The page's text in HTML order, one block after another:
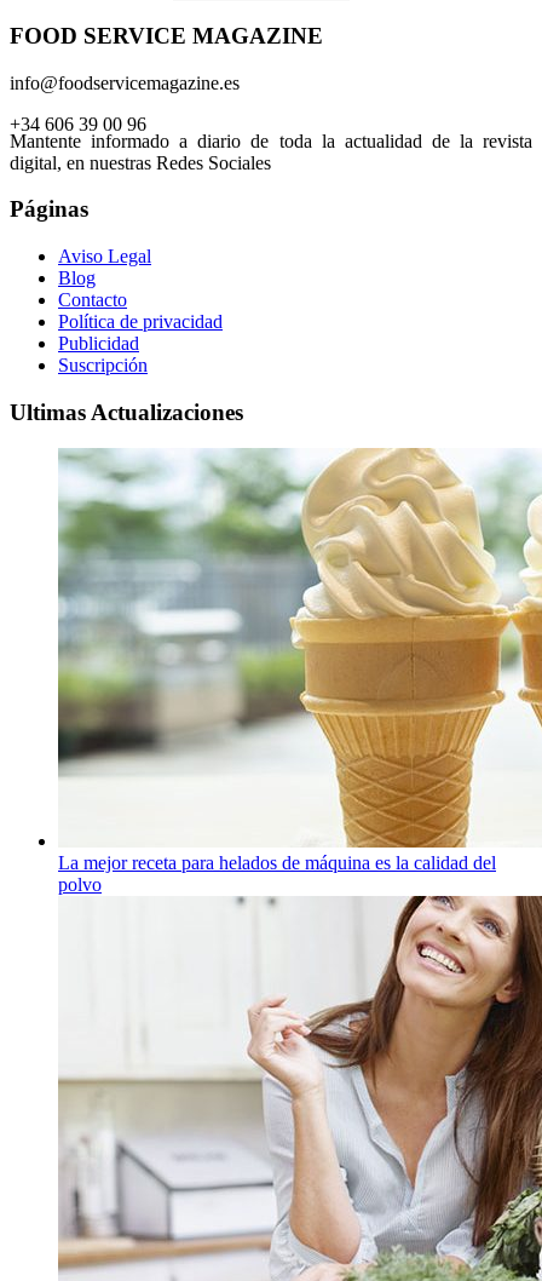
FOOD SERVICE MAGAZINE
info@foodservicemagazine.es
+34 606 39 00 96
Mantente informado a diario de toda la actualidad de la revista
digital, en nuestras Redes Sociales
Páginas
Aviso Legal
Blog
Contacto
Política de privacidad
Publicidad
Suscripción
Ultimas Actualizaciones
La mejor receta para helados de máquina es la calidad del
polvo